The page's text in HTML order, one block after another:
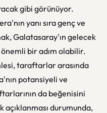
gibi görünüyor.
yanı sıra genç ve
Galatasaray'ın gelecek
bir adım olabilir.
taraftarlar arasında
potansiyeli ve
da beğenisini
açıklanması durumunda,